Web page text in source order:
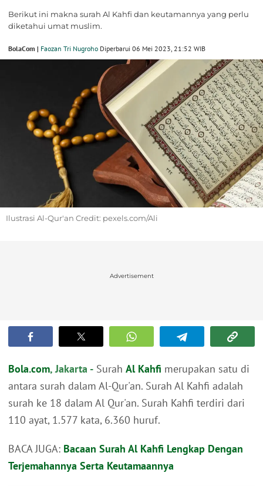
Berikut ini makna surah Al Kahfi dan keutamannya yang perlu
diketahui umat muslim.
BolaCom | Faozan Tri Nugroho Diperbarui 06 Mei 2023, 21:52 WIB
Ilustrasi Al-Qur'an Credit: pexels.com/Ali
Advertisement
Bola.com, Jakarta - Surah Al Kahfi merupakan satu di
antara surah dalam Al-Qur'an. Surah Al Kahfi adalah
surah ke 18 dalam Al Qur'an. Surah Kahfi terdiri dari
110 ayat, 1.577 kata, 6.360 huruf.
BACA JUGA: Bacaan Surah Al Kahfi Lengkap Dengan
Terjemahannya Serta Keutamaannya